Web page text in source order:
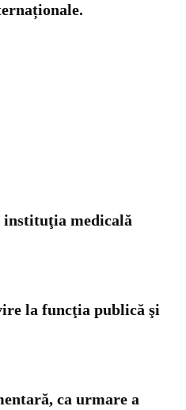
instituţia medicală
la funcţia publică şi
ca urmare a